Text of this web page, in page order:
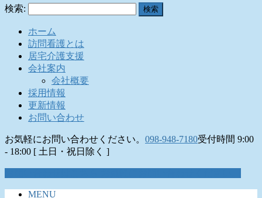
検索:
ホーム
訪問看護とは
居宅介護支援
会社案内
会社概要
採用情報
更新情報
お問い合わせ
お気軽にお問い合わせください。 098-948-7180受付時間 9:00
- 18:00 [ 土日・祝日除く ]
MENU